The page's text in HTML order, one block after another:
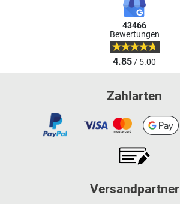
43466
Bewertungen
4.85/ 5.00
Zahlarten
Versandpartner